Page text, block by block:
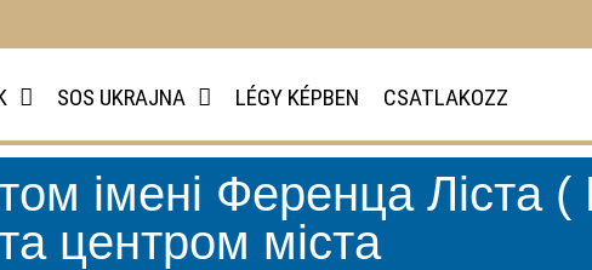
SOS UKRAJNA LÉGY KÉPBEN CSATLAKOZZ
імені Ференца Ліста
центром міста